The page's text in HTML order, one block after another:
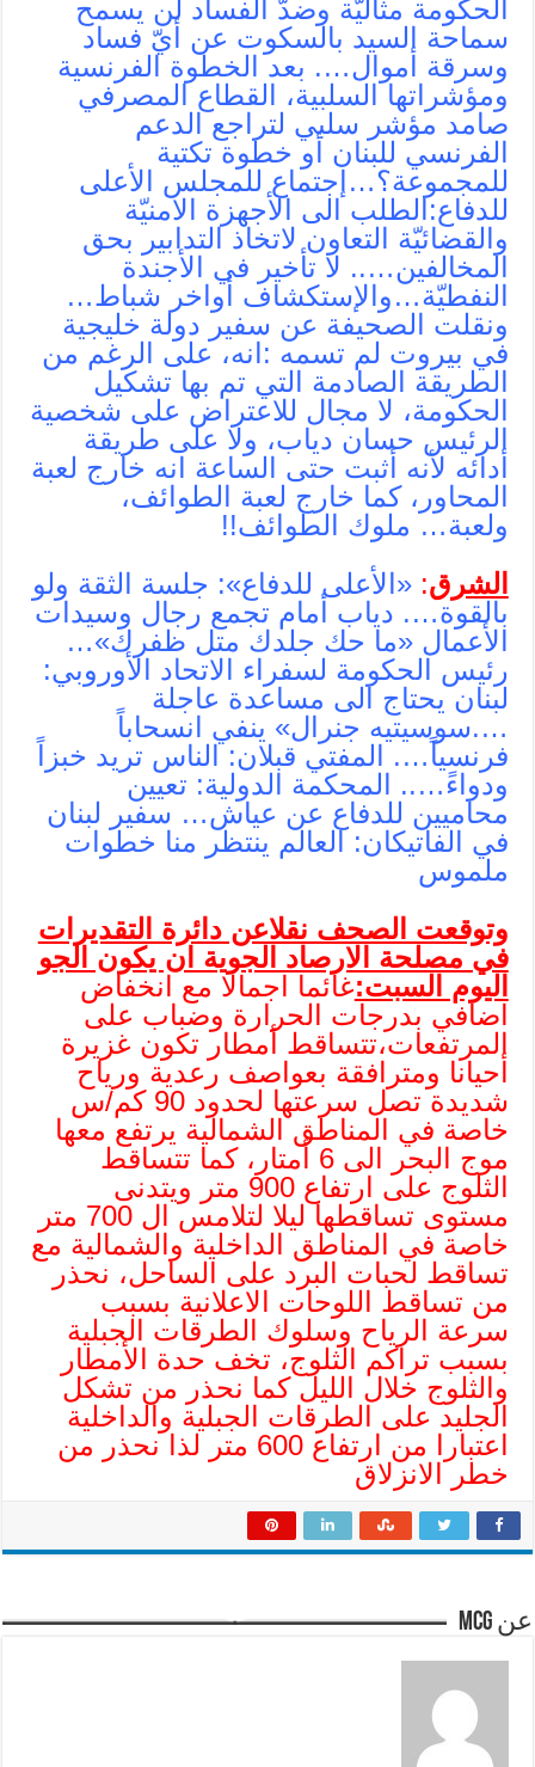
الحكومة مثاليّة وضدّ الفساد لن يسمح
سماحة السيد بالسكوت عن أيّ فساد
وسرقة أموال…. بعد الخطوة الفرنسية
ومؤشراتها السلبية، القطاع المصرفي
صامد مؤشر سلبي لتراجع الدعم
الفرنسي للبنان أو خطوة تكتية
للمجموعة؟…إجتماع للمجلس الأعلى
للدفاع:الطلب الى الأجهزة الامنيّة
والقضائيّة التعاون لاتخاذ التدابير بحق
المخالفين….. لا تأخير في الأجندة
النفطيّة…والإستكشاف أواخر شباط…
ونقلت الصحيفة عن سفير دولة خليجية
في بيروت لم تسمه :انه، على الرغم من
الطريقة الصادمة التي تم بها تشكيل
الحكومة، لا مجال للاعتراض على شخصية
الرئيس حسان دياب، ولا على طريقة
أدائه لأنه أثبت حتى الساعة انه خارج لعبة
المحاور، كما خارج لعبة الطوائف،
ولعبة… ملوك الطوائف!!
الشرق: «الأعلى للدفاع»: جلسة الثقة ولو
بالقوة…. دياب أمام تجمع رجال وسيدات
الأعمال «ما حك جلدك متل ظفرك»…
رئيس الحكومة لسفراء الاتحاد الأوروبي:
لبنان يحتاج الى مساعدة عاجلة
….سوسيتيه جنرال» ينفي انسحاباً
فرنسياً…. المفتي قبلان: الناس تريد خبزاً
ودواءً….. المحكمة الدولية: تعيين
محاميين للدفاع عن عياش… سفير لبنان
في الفاتيكان: العالم ينتظر منا خطوات
ملموس
وتوقعت الصحف نقلاعن دائرة التقديرات
في مصلحة الارصاد الجوية ان يكون الجو
اليوم السبت:غائما اجمالا مع انخفاض
اضافي بدرجات الحرارة وضباب على
المرتفعات،تتساقط أمطار تكون غزيرة
أحيانا ومترافقة بعواصف رعدية ورياح
شديدة تصل سرعتها لحدود 90 كم/س
خاصة في المناطق الشمالية يرتفع معها
موج البحر الى 6 أمتار، كما تتساقط
الثلوج على ارتفاع 900 متر ويتدنى
مستوى تساقطها ليلا لتلامس ال 700 متر
خاصة في المناطق الداخلية والشمالية مع
تساقط لحبات البرد على الساحل، نحذر
من تساقط اللوحات الاعلانية بسبب
سرعة الرياح وسلوك الطرقات الجبلية
بسبب تراكم الثلوج، تخف حدة الأمطار
والثلوج خلال الليل كما نحذر من تشكل
الجليد على الطرقات الجبلية والداخلية
اعتبارا من ارتفاع 600 متر لذا نحذر من
خطر الانزلاق
عن mcg